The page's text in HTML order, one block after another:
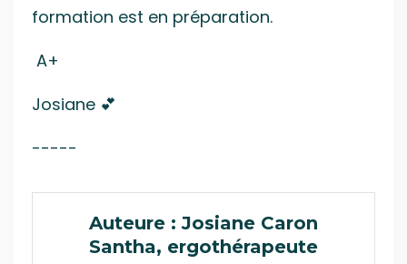
formation est en préparation.
A+
Josiane 💕
-----
Auteure : Josiane Caron
Santha, ergothérapeute